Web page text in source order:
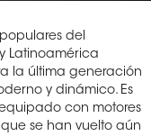
del
Latinoamérica
la última generación
y dinámico. Es
con motores
se han vuelto aún